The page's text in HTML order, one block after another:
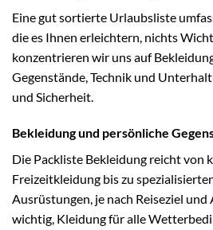
Eine gut sortierte Urlaubsliste
die es Ihnen erleichtern, nichts
konzentrieren wir uns auf
Gegenstände, Technik und
und Sicherheit.
Bekleidung und persönliche
Die Packliste Bekleidung reicht von
Freizeitkleidung bis zu
Ausrüstungen, je nach Reiseziel
wichtig, Kleidung für alle